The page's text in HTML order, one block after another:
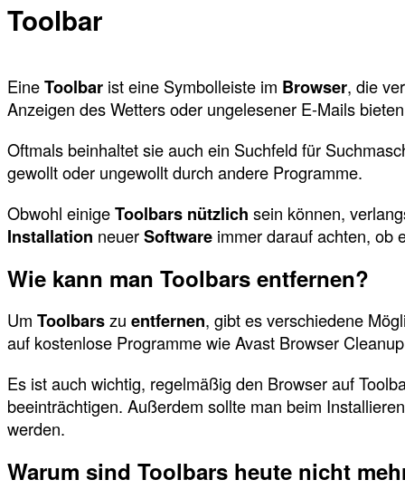
Toolbar
EineToolbar ist eine Symbolleiste im Browser, die
Anzeigen des Wetters oder ungelesener E-Mails
Oftmals beinhaltet sie auch ein Suchfeld für
gewollt oder ungewollt durch andere Programme.
Obwohl einigeToolbars nützlich sein können,
Installation neuerSoftware immer darauf achten, ob
Wie kann man Toolbars entfernen?
Um Toolbarszu entfernen, gibt es verschiedene
auf kostenlose Programme wie Avast Browser
Es ist auch wichtig, regelmäßig den Browser auf
beeinträchtigen. Außerdem sollte man beim
werden.
Warum sind Toolbars heute nicht